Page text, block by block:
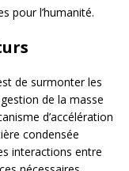
pour l’humanité.
de surmonter les
de la masse
d’accélération
condensée
interactions entre